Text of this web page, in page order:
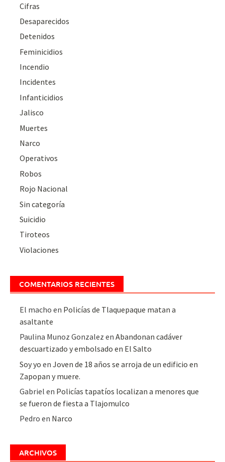
Cifras
Desaparecidos
Detenidos
Feminicidios
Incendio
Incidentes
Infanticidios
Jalisco
Muertes
Narco
Operativos
Robos
Rojo Nacional
Sin categoría
Suicidio
Tiroteos
Violaciones
COMENTARIOS RECIENTES
El macho en Policías de Tlaquepaque matan a
asaltante
Paulina Munoz Gonzalez enAbandonan cadáver
descuartizado y embolsado en El Salto
Soy yo enJoven de 18 años se arroja de un edificio en
Zapopan y muere.
Gabriel en Policías tapatíos localizan a menores que
se fueron de fiesta a Tlajomulco
Pedro en Narco
ARCHIVOS